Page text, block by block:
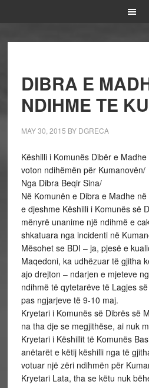
DIBRA E
NDIHME TE
MAY 30, 2015 BY DGRECA
Këshilli i Komunës Dibër e
voton ndihëmën për Kumanovën/
Nga Dibra Beqir Sina/
Në Komunën e Dibra e Madhe
e djeshme Këshilli i Komunës së
mënyrë unanime një ndihmë e
shkatuara nga incidenti në
Mësohet se BDI – ja, pjesë e
Maqedoni, ka udhëzuar të gjitha
ajo drejton – ndarjen e mjeteve
ndihmë të qytetarëve të Lagjes
pas ngjarjeve të 9-10 maj.
Kryetari i Komunës së Dibrës së
na tha dje se megjithëse, ai nuk
Kryetari i Këshillit të Komunës
anëtarët e këtij këshilli nga të
votuar një zëri ndihmën për
Kryetari Lata, tha se këtu nuk